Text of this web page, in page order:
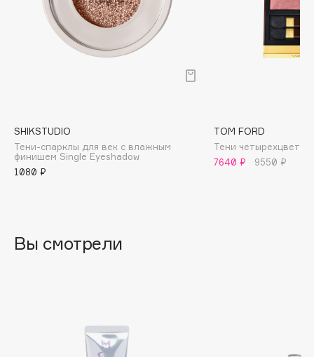
Beauty Bomb
Beauty Pati
Bebble
SHIKSTUDIO
Тени-спарклы для век с влажным
финишем Single Eyeshadow
1080 ₽
TOM FORD
Тени
7640 ₽
9550 ₽
Вы смотрели